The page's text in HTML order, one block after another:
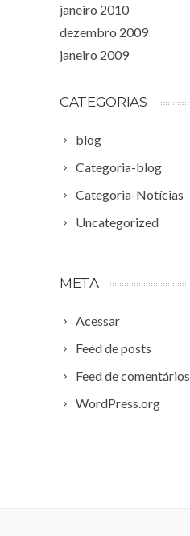
janeiro 2010
dezembro 2009
janeiro 2009
CATEGORIAS
blog
Categoria-blog
Categoria-Notícias
Uncategorized
META
Acessar
Feed de posts
Feed de comentários
WordPress.org